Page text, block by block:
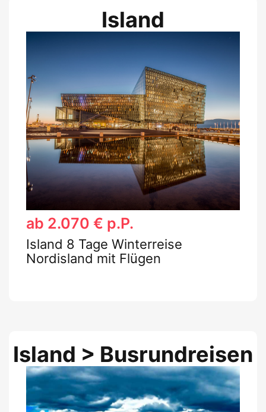
Island
ab 2.070 € p.P.
Island 8 Tage Winterreise
Nordisland mit Flügen
Island > Busrundreisen